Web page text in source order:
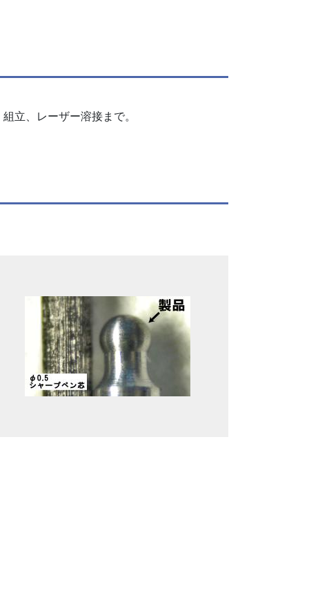
立、レーザー溶接まで。